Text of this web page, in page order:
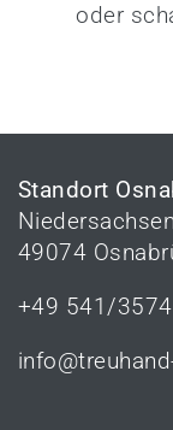
oder
Standort
49074
+49 541/